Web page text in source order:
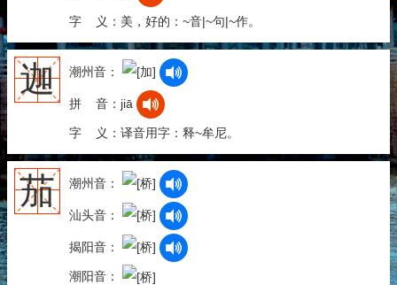
字 义：美，好的：~音|~句|~作。
迦 潮州音：
拼 音：jiā
字 义：译音用字：释~牟尼。
茄 潮州音：
汕头音：
揭阳音：
潮阳音：